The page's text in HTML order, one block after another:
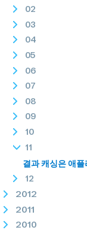
02
03
04
05
06
07
08
09
10
11
결과 캐싱은 애
12
2012
2011
2010